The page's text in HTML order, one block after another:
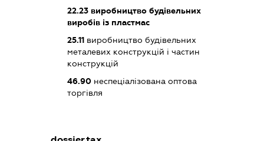
22.23 виробництво будівельних
виробів із пластмас
25.11 виробництво будівельних
металевих конструкцій і частин
конструкцій
46.90 неспеціалізована оптова
торгівля